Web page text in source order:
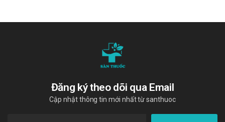
Đăng ký theo dõi qua Email
Cập nhật thông tin mới nhất từ santhuoc